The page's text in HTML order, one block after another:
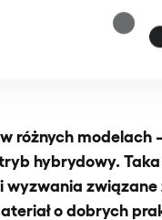
różnych modelach
hybrydowy.
o dobrych